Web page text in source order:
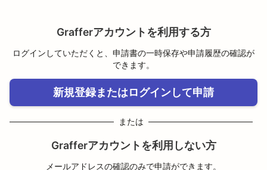
Grafferアカウントを利用する方
ログインしていただくと、申請書の一時保存や申請履歴の確認が
できます。
新規登録またはログインして申請
または
Grafferアカウントを利用しない方
メールアドレスの確認のみで申請ができます。